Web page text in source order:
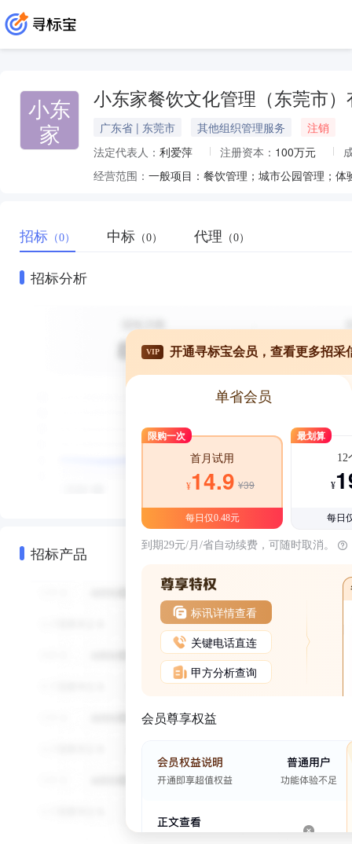
小东
家
小东家餐饮文化管理（东莞市）
广东省 | 东莞市 其他组织管理服务
注销
法定代表人： 利爱萍 注册资本： 100万元
经营范围：
招标 （0） 中标 （0） 代理 （0）
招标分析
招标产品
VIP 开通寻标宝会员，查看更多招采
单省会员
限购一次
首月试用
¥14.9 ¥39
每日仅0.48元
最划算
12
¥
每日
到期29元/月/省自动续费，可随时取消。
标讯详情查看
关键电话直连
甲方分析查询
会员尊享权益